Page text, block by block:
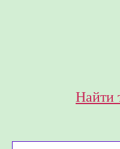
Найти